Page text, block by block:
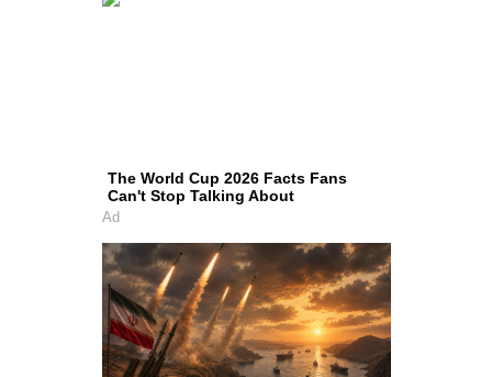
The World Cup 2026 Facts Fans
Can't Stop Talking About
Ad